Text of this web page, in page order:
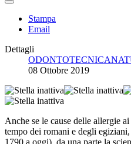
Stampa
Email
Dettagli
08 Ottobre 2019
Anche se le cause delle allergie
tempo dei romani e degli
1790 a oggi), da una parte la